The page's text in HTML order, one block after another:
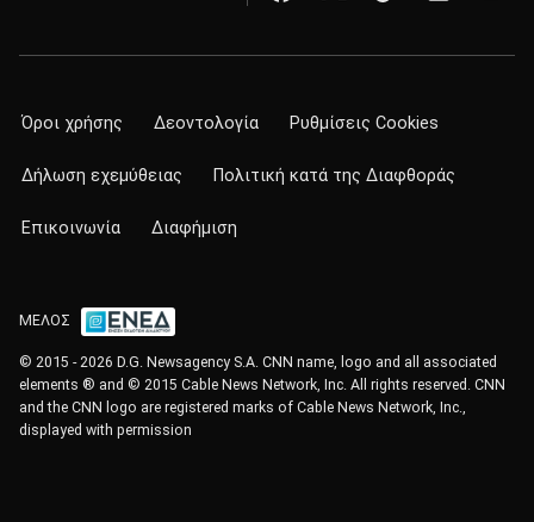
Όροι χρήσης Δεοντολογία Ρυθμίσεις Cookies
Δήλωση εχεμύθειας Πολιτική κατά της Διαφθοράς
Επικοινωνία Διαφήμιση
ΜΕΛΟΣ
© 2015 - 2026 D.G. Newsagency S.A. CNN name, logo and all associated
elements ® and © 2015 Cable News Network, Inc. All rights reserved. CNN
and the CNN logo are registered marks of Cable News Network, Inc.,
displayed with permission